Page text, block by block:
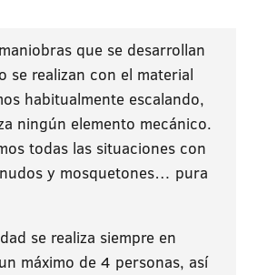
que se desarrollan
se realizan con el material
habitualmente escalando,
ningún elemento mecánico.
todas las situaciones con
y mosquetones… pura
se realiza siempre en
máximo de 4 personas, así